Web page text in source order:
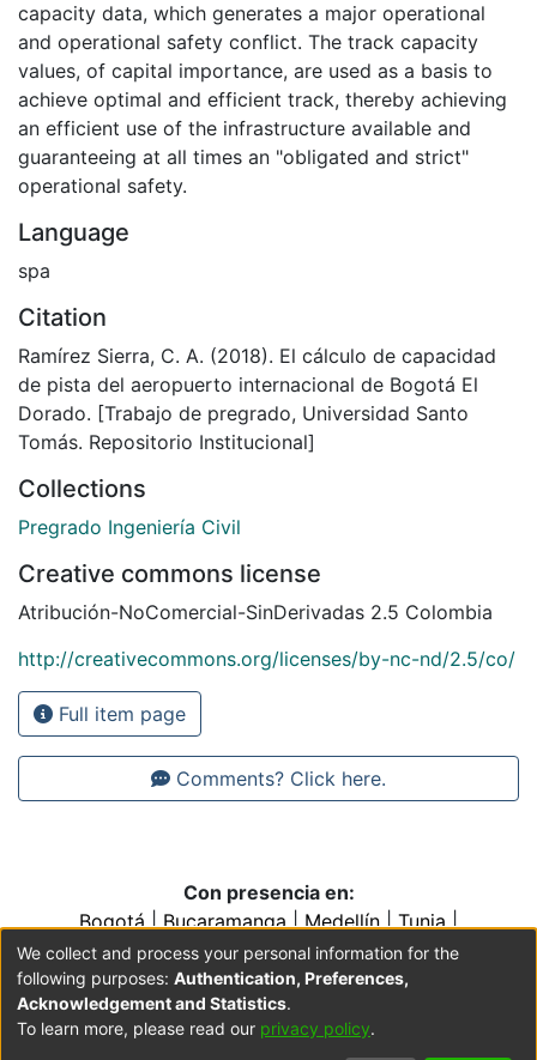
capacity data, which generates a major operational
and operational safety conflict. The track capacity
values, of capital importance, are used as a basis to
achieve optimal and efficient track, thereby achieving
an efficient use of the infrastructure available and
guaranteeing at all times an "obligated and strict"
operational safety.
Language
spa
Citation
Ramírez Sierra, C. A. (2018). El cálculo de capacidad
de pista del aeropuerto internacional de Bogotá El
Dorado. [Trabajo de pregrado, Universidad Santo
Tomás. Repositorio Institucional]
Collections
Pregrado Ingeniería Civil
Creative commons license
Atribución-NoComercial-SinDerivadas 2.5 Colombia
http://creativecommons.org/licenses/by-nc-nd/2.5/co/
Full item page
Comments? Click here.
Con presencia en:
Bogotá|Bucaramanga|Medellín|Tunja|
Villavicencio|Conventos y Colegios de la Orden de
Predicadores
We collect and process your personal information for the
following purposes: Authentication, Preferences,
Acknowledgement and Statistics.
To learn more, please read our privacy policy.